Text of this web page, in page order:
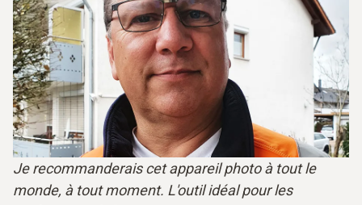
Je recommanderais cet appareil photo à tout le
monde, à tout moment. L'outil idéal pour les